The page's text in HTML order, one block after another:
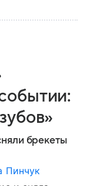
брекеты
Пинчук